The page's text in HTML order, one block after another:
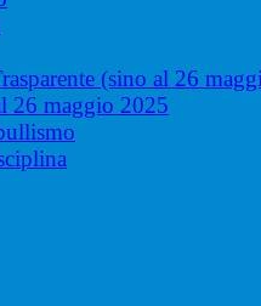
(sino al 26
26 maggio 2025